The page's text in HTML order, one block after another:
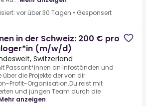
vor über 30 Tagen • Gesponsert
in der Schweiz: 200 € pro
(m/w/d)
Switzerland
Passant*innen an Infoständen und
über die Projekte der von dir
Profit-Organisation.Du reist mit
und jungen Team durch die
anzeigen